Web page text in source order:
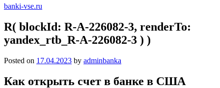
banki-vse.ru
R( blockId: R-A-226082-3, renderTo:
yandex_rtb_R-A-226082-3 ) )
Posted on 17.04.2023 by adminbanka
Как открыть счет в банке в США